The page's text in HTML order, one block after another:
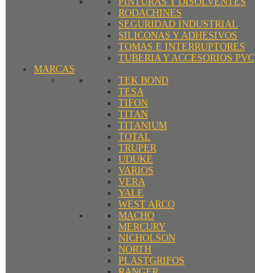
RODACHINES
SEGURIDAD INDUSTRIAL
SILICONAS Y ADHESIVOS
TOMAS E INTERRUPTORES
TUBERIA Y ACCESORIOS PVC
MARCAS
TEK BOND
TESA
TIFON
TITAN
TITANIUM
TOTAL
TRUPER
UDUKE
VARIOS
VERA
YALE
WEST ARCO
MACHO
MERCURY
NICHOLSON
NORTH
PLASTGRIFOS